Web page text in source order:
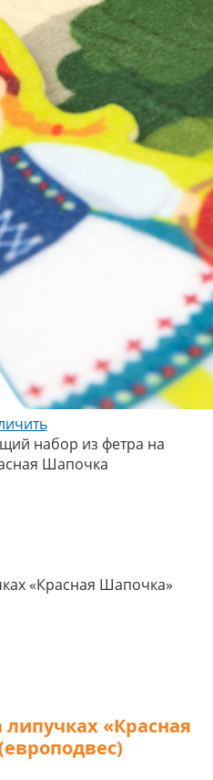
«Красная Шапочка»
«Красная